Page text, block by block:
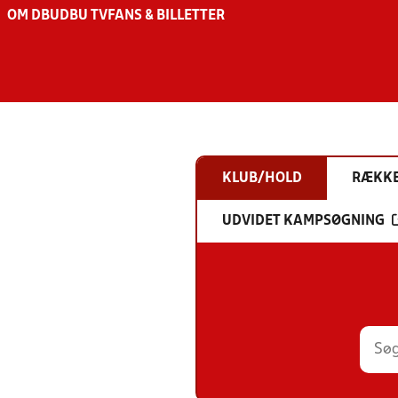
OM DBU DBU TV FANS & BILLETTER
KLUB/HOLD
UDVIDET KAMPSØGNING